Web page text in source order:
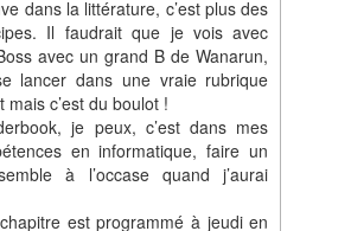
dans la littérature, c’est plus des
Il faudrait que je vois avec
avec un grand B de Wanarun,
lancer dans une vraie rubrique
mais c’est du boulot !
je peux, c’est dans mes
en informatique, faire un
à l’occase quand j’aurai
est programmé à jeudi en